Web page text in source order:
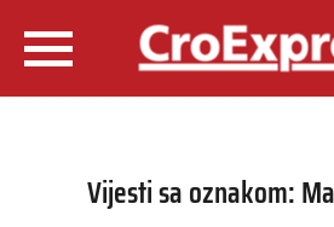
Vijesti sa oznakom: